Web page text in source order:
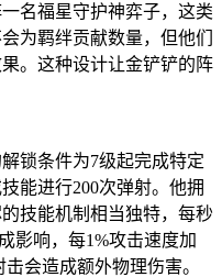
名福星守护神弈子，这类
为羁绊贡献数量，但他们
。这种设计让金铲铲的阵
锁条件为7级起完成特定
能进行200次弹射。他拥
技能机制相当独特，每秒
影响，每1%攻击速度加
会造成额外物理伤害。